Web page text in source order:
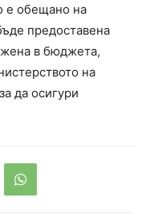
е обещано на
предоставена
в бюджета,
на
да осигури